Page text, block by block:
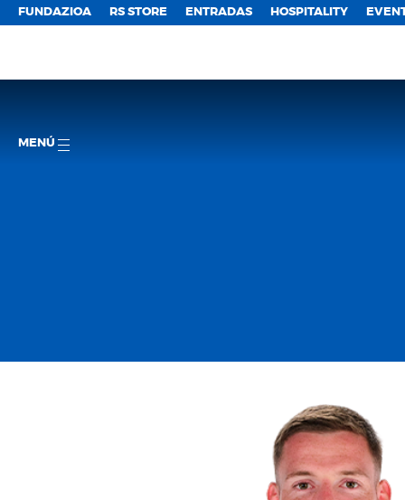
FUNDAZIOA RS STORE ENTRADAS HOSPITALITY
MENÚ